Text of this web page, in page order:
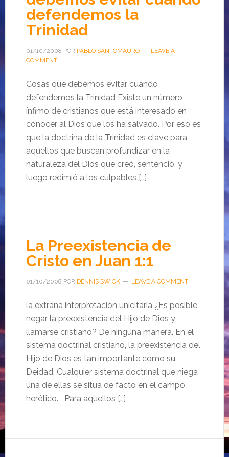
defendemos la
Trinidad
01/10/2008 POR PABLO SANTOMAURO
LEAVE A
COMMENT
Cosas que debemos evitar cuando
defendemos la Trinidad Existe un número
ínfimo de cristianos que está interesado en
conocer al Dios que los ha salvado. Por eso es
que la doctrina de la Trinidad es clave para
aquellos que buscan profundizar en la
naturaleza del Dios que creó, sentenció, y
luego redimió a los culpables […]
La Preexistencia de
Cristo en Juan 1:1
01/10/2008 POR DENNIS SWICK LEAVE A COMMENT
la extraña interpretación unicitaria ¿Es posible
negar la preexistencia del Hijo de Dios y
llamarse cristiano? De ninguna manera. En el
sistema doctrinal cristiano, la preexistencia del
Hijo de Dios es tan importante como su
Deidad. Cualquier sistema doctrinal que niega
una de ellas se sitúa de facto en el campo
herético. Para aquellos […]